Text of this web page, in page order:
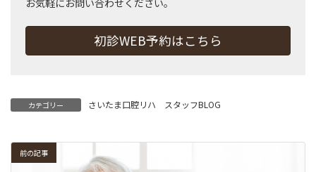
お気軽にお問い合わせください。
初診WEB予約はこちら
カテゴリー さいたま口腔リハ スタッフBLOG
前の記事